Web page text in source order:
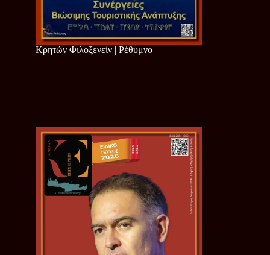
Κρητών Φιλοξενείν | Ρέθυμνο